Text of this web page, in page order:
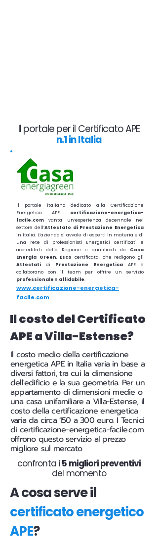
Il portale per il Certificato APE
n.1 in Italia
Il portale italiano dedicato alla Certificazione
Energetica APE. certificazione-energetica-
facile.com vanta un’esperienza decennale nel
settore dell’Attestato di Prestazione Energetica
in Italia. L’azienda si avvale di esperti in materia e di
una rete di professionisti Energetici certificati e
accreditati dalla Regione e qualificati da Casa
Energia Green, Escocertificata, che redigono gli
Attestatidi Prestazione EnergeticaAPE e
collaborano con il team per offrire un servizio
professionale e affidabile.
www.certificazione-energetica-
facile.com
Il costo del Certificato
APE a Villa-Estense?
Il costo medio della certificazione
energetica APE in Italia varia in base a
diversi fattori, tra cui la dimensione
dell'edificio e la sua geometria. Per un
appartamento di dimensioni medie o
una casa unifamiliare a Villa-Estense, il
costo della certificazione energetica
varia da circa 150 a 300 euro. I Tecnici
di certificazione-energetica-facile.com
offrono questo servizio al prezzo
migliore sul mercato
confronta i 5 migliori preventivi
del momento
A cosa serve il
certificato energetico
APE?